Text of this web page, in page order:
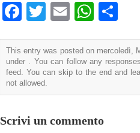
Facebook
TwitterEmail
This entry was posted on mercoledì,
under . You can follow any
feed. You can skip to the end and
not allowed.
Scrivi un commento